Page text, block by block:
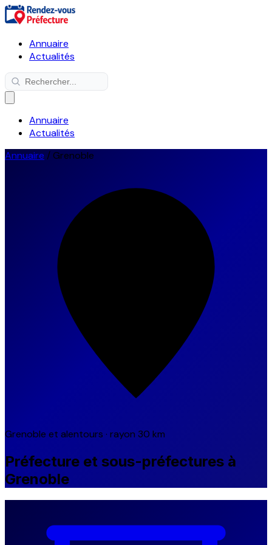
Annuaire
Actualités
Annuaire
Actualités
Annuaire / Grenoble
Grenoble et alentours · rayon 30 km
Préfecture et sous-préfectures à
Grenoble